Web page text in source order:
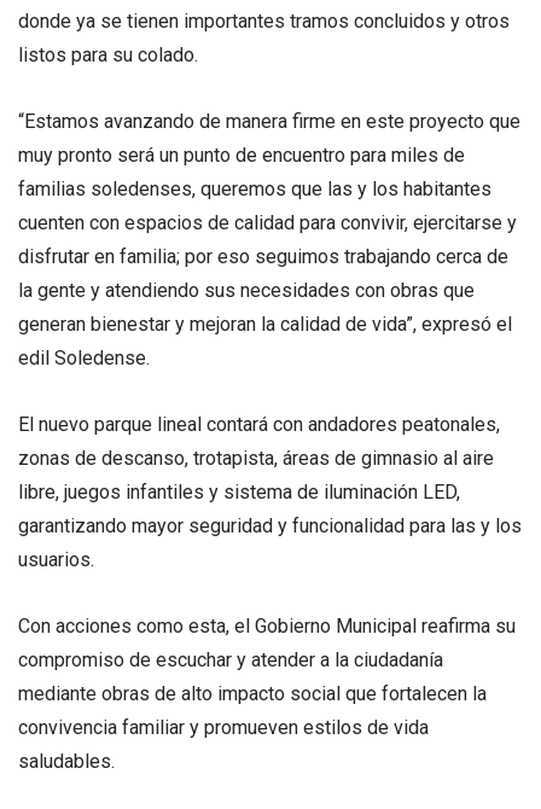
donde ya se tienen importantes tramos concluidos y otros
listos para su colado.
“Estamos avanzando de manera firme en este proyecto que
muy pronto será un punto de encuentro para miles de
familias soledenses, queremos que las y los habitantes
cuenten con espacios de calidad para convivir, ejercitarse y
disfrutar en familia; por eso seguimos trabajando cerca de
la gente y atendiendo sus necesidades con obras que
generan bienestar y mejoran la calidad de vida”, expresó el
edil Soledense.
El nuevo parque lineal contará con andadores peatonales,
zonas de descanso, trotapista, áreas de gimnasio al aire
libre, juegos infantiles y sistema de iluminación LED,
garantizando mayor seguridad y funcionalidad para las y los
usuarios.
Con acciones como esta, el Gobierno Municipal reafirma su
compromiso de escuchar y atender a la ciudadanía
mediante obras de alto impacto social que fortalecen la
convivencia familiar y promueven estilos de vida
saludables.